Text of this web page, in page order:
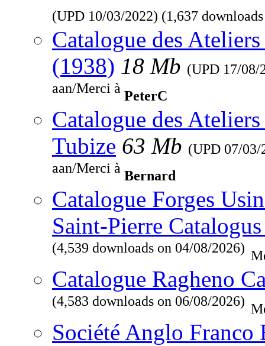
(UPD 10/03/2022) (1,637
Catalogue des
(1938) 18 Mb (UPD 17/08/
aan/Merci à PeterC
Catalogue des
Tubize 63 Mb (UPD 07/03/
aan/Merci à Bernard
Catalogue Forges
Saint-Pierre
(4,539 downloads on 04/08/2026)
Catalogue Ragheno
(4,583 downloads on 06/08/2026)
Société Anglo